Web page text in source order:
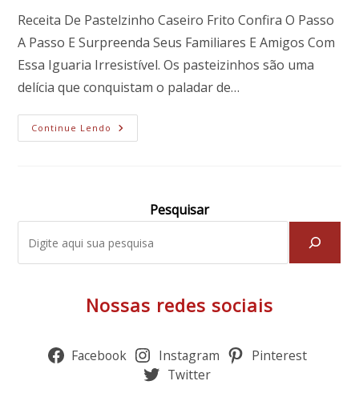
post:
Receita De Pastelzinho Caseiro Frito Confira O Passo
A Passo E Surpreenda Seus Familiares E Amigos Com
Essa Iguaria Irresistível. Os pasteizinhos são uma
delícia que conquistam o paladar de…
Continue Lendo Pastelzinho
Frito
Pesquisar
Nossas redes sociais
Facebook Instagram
Pinterest
Twitter